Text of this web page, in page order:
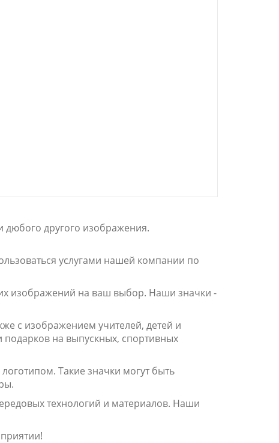
другого изображения.
услугами нашей компании по
изображений на ваш выбор. Наши значки -
с изображением учителей, детей и
подарков на выпускных, спортивных
Такие значки могут быть
технологий и материалов. Наши